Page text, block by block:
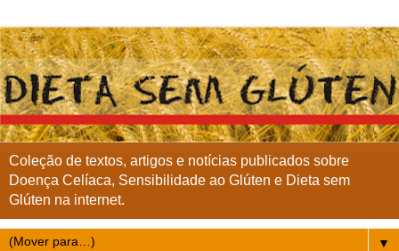
Coleção de textos, artigos e notícias publicados sobre
Doença Celíaca, Sensibilidade ao Glúten e Dieta sem
Glúten na internet.
▼